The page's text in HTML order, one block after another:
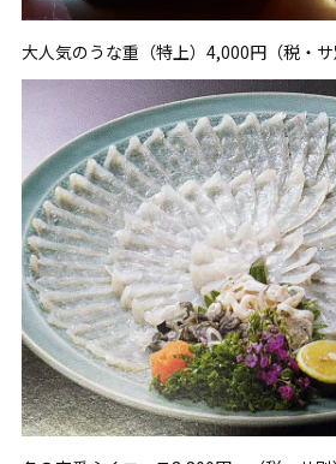
大人気のうな重（特上）4,000円（税・サ